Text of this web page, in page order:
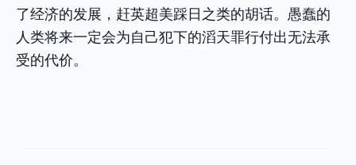
了经济的发展，赶英超美踩日之类的胡话。愚蠢的
人类将来一定会为自己犯下的滔天罪行付出无法承
受的代价。